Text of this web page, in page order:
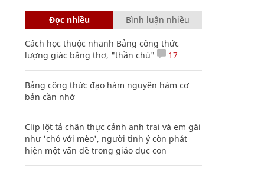
Đọc nhiều Bình luận nhiều
Cách học thuộc nhanh Bảng công thức
lượng giác bằng thơ, "thần chú"
17
Bảng công thức đạo hàm nguyên hàm cơ
bản cần nhớ
Clip lột tả chân thực cảnh anh trai và em gái
như 'chó với mèo', người tinh ý còn phát
hiện một vấn đề trong giáo dục con